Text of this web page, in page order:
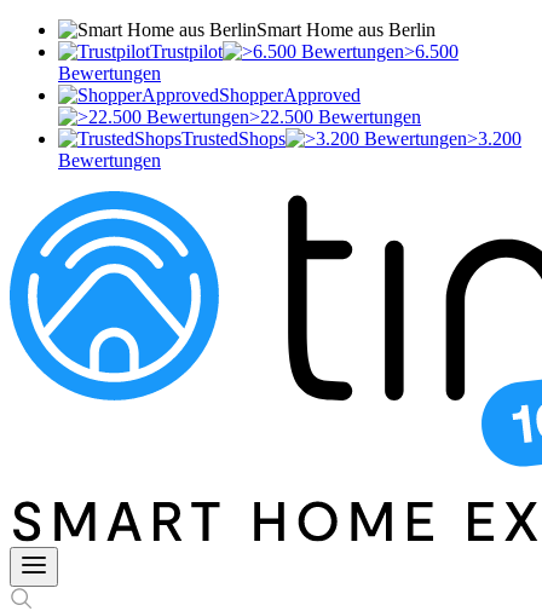
Smart Home aus Berlin
Trustpilot
>6.500
Bewertungen
ShopperApproved
>22.500 Bewertungen
TrustedShops
>3.200
Bewertungen